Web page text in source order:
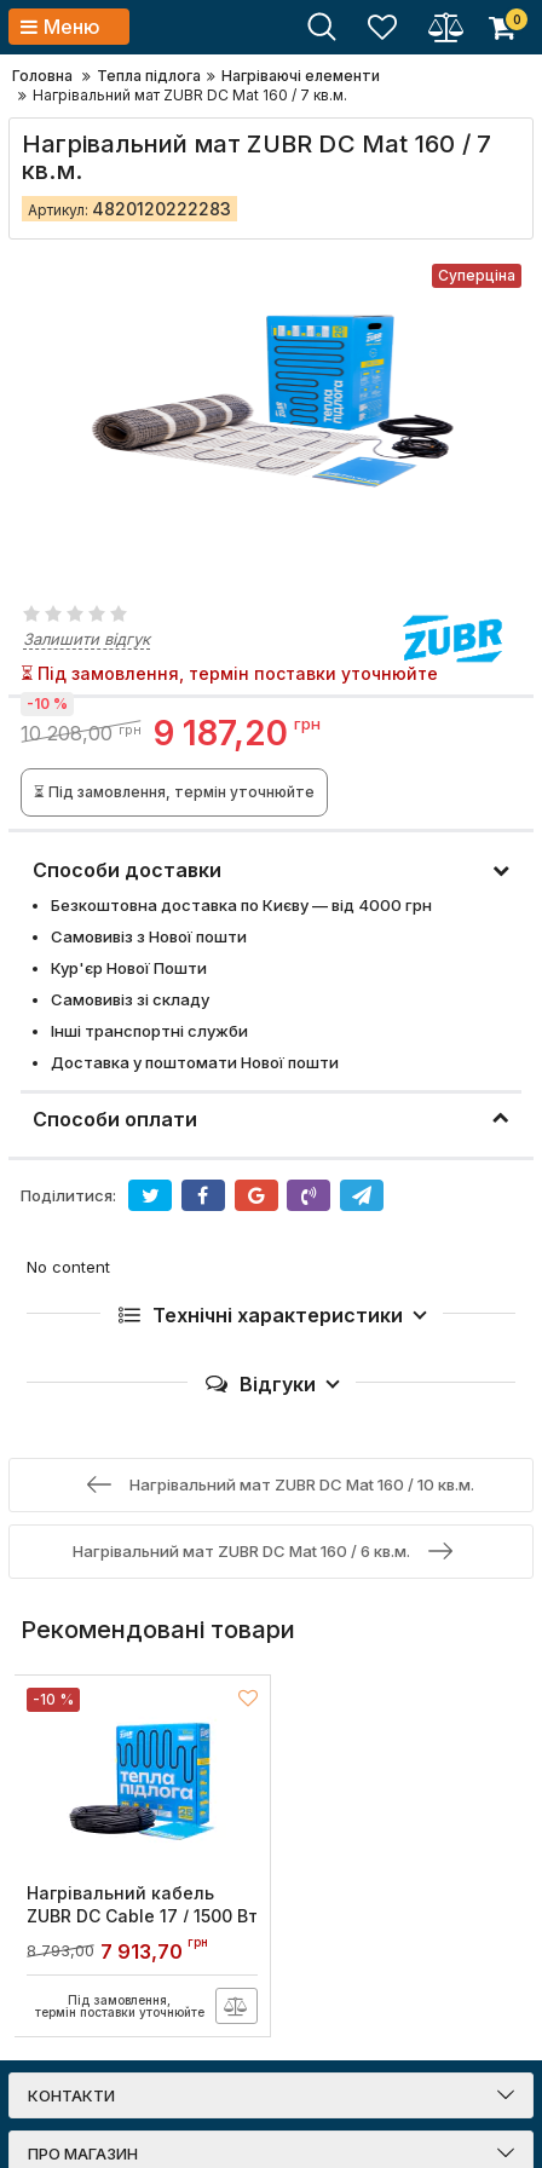
Меню 0
Головна Тепла підлога
Нагріваючі елементи
Нагрівальний мат ZUBR DC Mat 160 / 7 кв.м.
Нагрівальний мат ZUBR DC Mat 160 / 7
кв.м.
Артикул: 4820120222283
Суперціна
Залишити відгук
⏳ Під замовлення, термін поставки уточнюйте
10 208,00 грн 9 187,20 грн
-10 %
⏳ Під замовлення, термін уточнюйте
Способи доставки
Безкоштовна доставка по Києву — від 4000 грн
Самовивіз з Нової пошти
Кур'єр Нової Пошти
Самовивіз зі складу
Інші транспортні служби
Доставка у поштомати Нової пошти
Способи оплати
Поділитися:
No content
Технічні характеристики
Відгуки
Нагрівальний мат ZUBR DC Mat 160 / 10 кв.м.
Нагрівальний мат ZUBR DC Mat 160 / 6 кв.м.
Рекомендовані товари
-10 %
Нагрівальний кабель
ZUBR DC Cable 17 / 1500 Вт
4820120222474
8 793,00 7 913,70 грн
Під замовлення,
термін поставки уточнюйте
КОНТАКТИ
ПРО МАГАЗИН